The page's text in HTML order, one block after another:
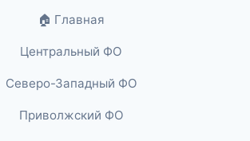
🏠 Главная
Центральный ФО
Северо-Западный ФО
Приволжский ФО